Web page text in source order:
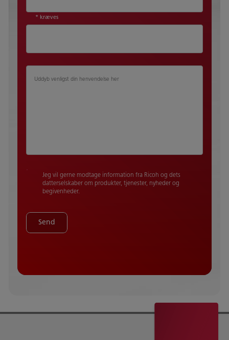
* kræves
Uddyb venligst din henvendelse her​ ​
Jeg vil gerne modtage information fra Ricoh og dets
datterselskaber om produkter, tjenester, nyheder og
begivenheder.
Send